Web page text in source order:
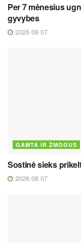
Per 7 mėnesius
gyvybes
2026 08 07
GAMTA IR ŽMOGUS
Sostinė sieks
2026 08 07